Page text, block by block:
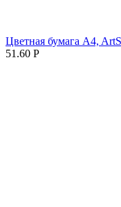
Цветная бумага A4,
51.60 Р